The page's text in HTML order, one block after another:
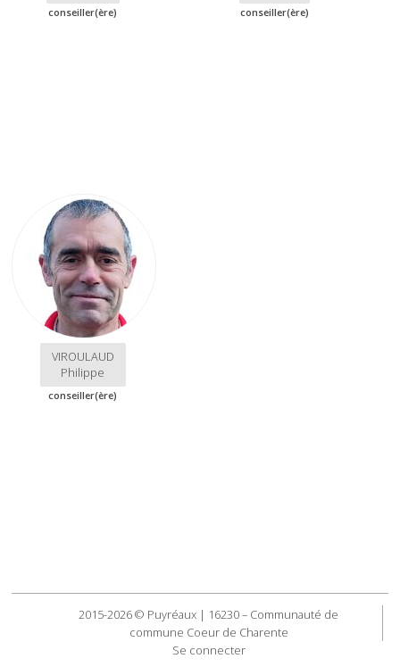
conseiller(ère) conseiller(ère)
VIROULAUD
Philippe
conseiller(ère)
2015-2026 © Puyréaux | 16230 – Communauté de
commune Coeur de Charente
Se connecter